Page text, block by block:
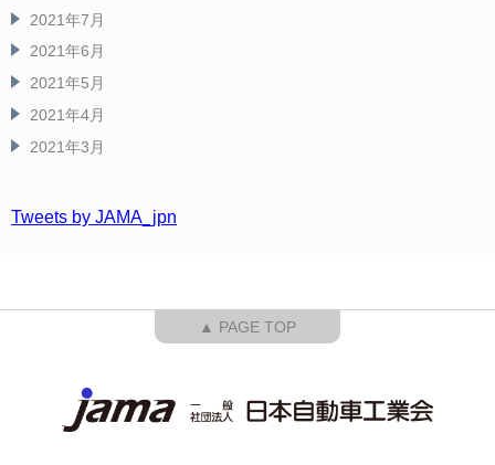
2021年7月
2021年6月
2021年5月
2021年4月
2021年3月
Tweets by JAMA_jpn
▲ PAGE TOP